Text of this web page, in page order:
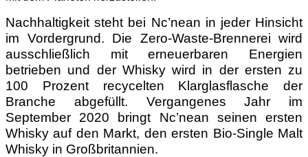
Nachhaltigkeit steht bei Nc’nean in jeder Hinsicht
im Vordergrund. Die Zero-Waste-Brennerei wird
ausschließlich mit erneuerbaren Energien
betrieben und der Whisky wird in der ersten zu
100 Prozent recycelten Klarglasflasche der
Branche abgefüllt. Vergangenes Jahr im
September 2020 bringt Nc’nean seinen ersten
Whisky auf den Markt, den ersten Bio-Single Malt
Whisky in Großbritannien.